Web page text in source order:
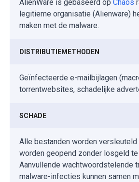
AlienWare is gebaseerd op Chaos
legitieme organisatie (Alienware)
maken met de malware.
DISTRIBUTIEMETHODEN
Geïnfecteerde e-mailbijlagen
torrentwebsites, schadelijke
SCHADE
Alle bestanden worden versleuteld
worden geopend zonder losgeld te
Aanvullende wachtwoordstelende
malware-infecties kunnen samen